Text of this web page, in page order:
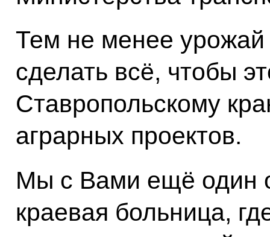
Тем не менее
сделать всё, чтобы
Ставропольскому
аграрных проектов.
Мы с Вами ещё один
краевая больница,